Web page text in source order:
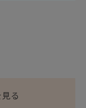
る